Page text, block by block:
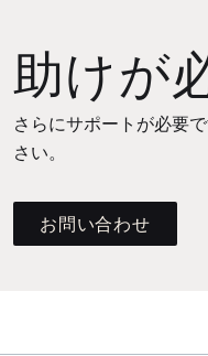
助けが
さらにサポートが必要
さい。
お問い合わせ